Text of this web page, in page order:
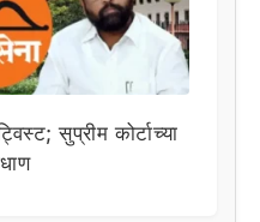
सुप्रीम कोर्टाच्या